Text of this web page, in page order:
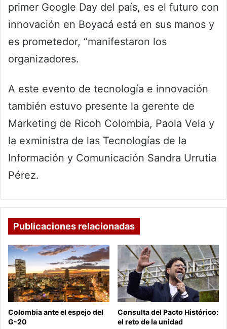
primer Google Day del país, es el futuro con
innovación en Boyacá está en sus manos y
es prometedor, “manifestaron los
organizadores.
A este evento de tecnología e innovación
también estuvo presente la gerente de
Marketing de Ricoh Colombia, Paola Vela y
la exministra de las Tecnologías de la
Información y Comunicación Sandra Urrutia
Pérez.
Publicaciones relacionadas
Colombia ante el espejo del
G-20
Consulta del Pacto Histórico:
el reto de la unidad